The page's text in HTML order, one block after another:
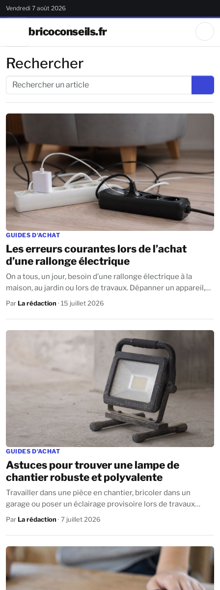
Vendredi 7 août 2026
bricoconseils.fr
Rechercher
GUIDES D'ACHAT
Les erreurs courantes lors de l’achat
d’une rallonge électrique
On a tous, un jour, besoin d’une rallonge électrique à la
maison, au jardin ou lors de travaux. Dépanner un appareil,
brancher une tondeuse trop...
Par La rédaction · 15 juillet 2026
GUIDES D'ACHAT
Astuces pour trouver une lampe de
chantier robuste et polyvalente
Travailler dans une pièce en chantier, bricoler dans un
garage ou poser un éclairage provisoire lors de travaux
sous-sol ou en extérieur : une...
Par La rédaction · 7 juillet 2026